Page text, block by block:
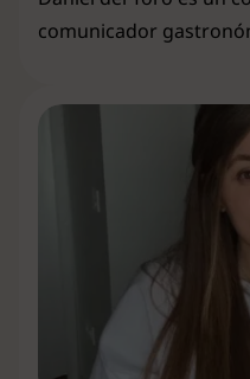
comunicador